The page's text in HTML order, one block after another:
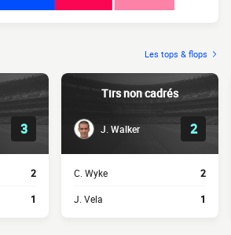
Les tops & flops
3
2
1
Tirs non cadrés
J. Walker 2
C. Wyke 2
J. Vela 1